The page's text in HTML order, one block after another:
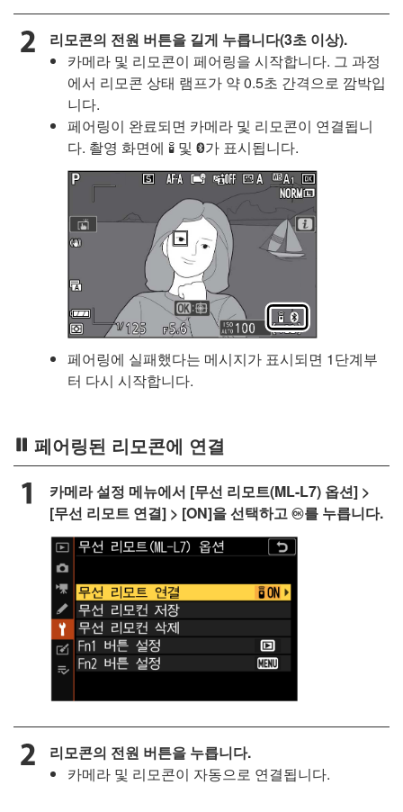
리모콘의 전원 버튼을 길게 누릅니다(3초 이상).
카메라 및 리모콘이 페어링을 시작합니다. 그 과정
에서 리모콘 상태 램프가 약 0.5초 간격으로 깜박입
니다.
페어링이 완료되면 카메라 및 리모콘이 연결됩니
다. 촬영 화면에 L 및 Z가 표시됩니다.
페어링에 실패했다는 메시지가 표시되면 1단계부
터 다시 시작합니다.
페어링된 리모콘에 연결
카메라 설정 메뉴에서 [무선 리모트(ML-L7) 옵션] >
[무선 리모트 연결] > [ON]을 선택하고 J를 누릅니다.
리모콘의 전원 버튼을 누릅니다.
카메라 및 리모콘이 자동으로 연결됩니다.